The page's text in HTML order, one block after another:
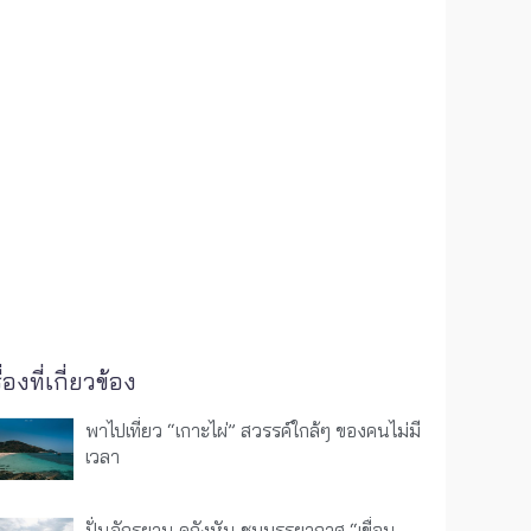
องที่เกี่ยวข้อง
พาไปเที่ยว “เกาะไผ่” สวรรค์ใกล้ๆ ของคนไม่มี
เวลา